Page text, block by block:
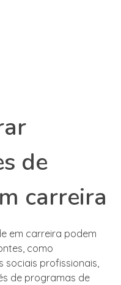
de
carreira
em carreira podem
como
sociais profissionais,
de programas de